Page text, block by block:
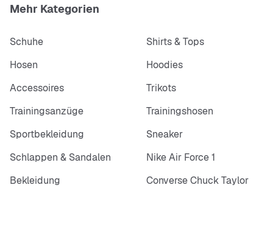
Mehr Kategorien
Schuhe
Shirts & Tops
Hosen
Hoodies
Accessoires
Trikots
Trainingsanzüge
Trainingshosen
Sportbekleidung
Sneaker
Schlappen & Sandalen
Nike Air Force 1
Bekleidung
Converse Chuck Taylor